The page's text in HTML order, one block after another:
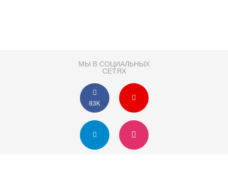
МЫ В СОЦИАЛЬНЫХ
СЕТЯХ
83K